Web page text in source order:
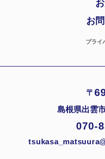
お
プライ
〒
島根県出雲
070-